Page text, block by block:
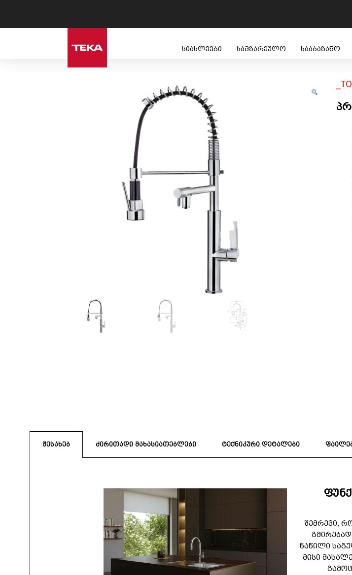
სიახლეები სამზარეულო სააბაზანო
შესახებ ძირითადი მახასიათებლები ტექნიკური დეტალები
შემრევი,
ნაწილი
მისი